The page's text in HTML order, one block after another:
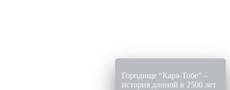
Городище “Кара-Тобе” –
история длиной в 2500 лет